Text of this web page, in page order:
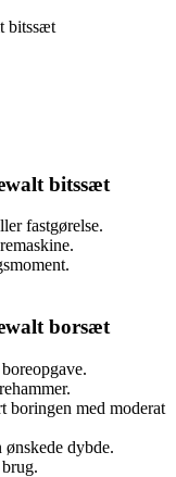
bitssæt
bitssæt
fastgørelse.
borsæt
boringen med moderat
dybde.